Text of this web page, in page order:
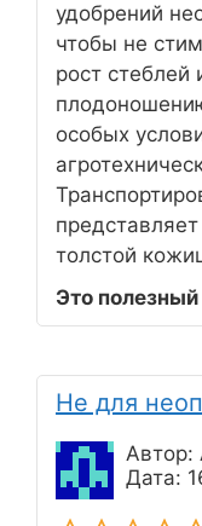
удобрений
чтобы не
рост стеблей
особых
толстой
Это
Не для
Автор:
Дата: